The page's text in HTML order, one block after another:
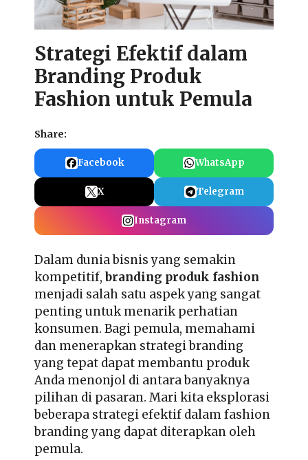
Strategi Efektif dalam
Branding Produk
Fashion untuk Pemula
Share:
Facebook WhatsApp
X Telegram
Instagram
Dalam dunia bisnis yang semakin
kompetitif,branding produk fashion
menjadi salah satu aspek yang sangat
penting untuk menarik perhatian
konsumen. Bagi pemula, memahami
dan menerapkan strategi branding
yang tepat dapat membantu produk
Anda menonjol di antara banyaknya
pilihan di pasaran. Mari kita eksplorasi
beberapa strategi efektif dalam fashion
branding yang dapat diterapkan oleh
pemula.